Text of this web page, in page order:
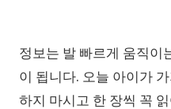
정보는 발 빠르게 움직이
이 됩니다. 오늘 아이가
하지 마시고 한 장씩 꼭